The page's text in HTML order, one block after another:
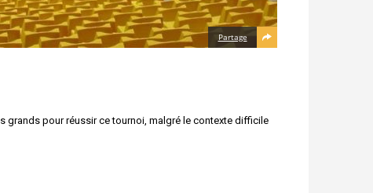
Partage
grands pour réussir ce tournoi, malgré le contexte difficile